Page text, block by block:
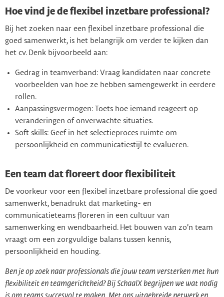
Hoe vind je de flexibel inzetbare professional?
Bij het zoeken naar een flexibel inzetbare professional die
goed samenwerkt, is het belangrijk om verder te kijken dan
het cv. Denk bijvoorbeeld aan:
Gedrag in teamverband: Vraag kandidaten naar concrete
voorbeelden van hoe ze hebben samengewerkt in eerdere
rollen.
Aanpassingsvermogen: Toets hoe iemand reageert op
veranderingen of onverwachte situaties.
Soft skills: Geef in het selectieproces ruimte om
persoonlijkheid en communicatiestijl te evalueren.
Een team dat floreert door flexibiliteit
De voorkeur voor een flexibel inzetbare professional die goed
samenwerkt, benadrukt dat marketing- en
communicatieteams floreren in een cultuur van
samenwerking en wendbaarheid. Het bouwen van zo’n team
vraagt om een zorgvuldige balans tussen kennis,
persoonlijkheid en houding.
Ben je op zoek naar professionals die jouw team versterken met hun
flexibiliteit en teamgerichtheid? Bij SchaalX begrijpen we wat nodig